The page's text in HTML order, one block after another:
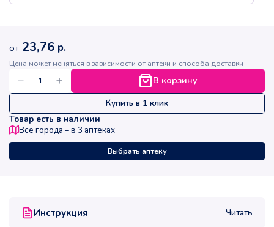
Инструкция Читать
от 23,76 р.
Цена может меняться в зависимости от аптеки и способа доставки
В корзину
Купить в 1 клик
Товар есть в наличии
Все города – в 3 аптеках
Выбрать аптеку